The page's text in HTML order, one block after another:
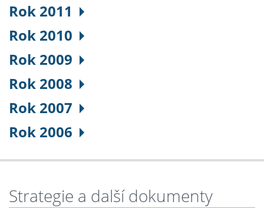
Rok 2011
Rok 2010
Rok 2009
Rok 2008
Rok 2007
Rok 2006
Strategie a další dokumenty